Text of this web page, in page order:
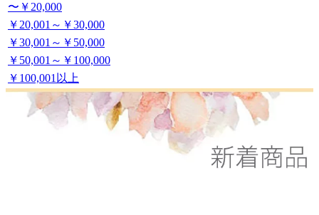
〜￥20,000
￥20,001～￥30,000
￥30,001～￥50,000
￥50,001～￥100,000
￥100,001以上